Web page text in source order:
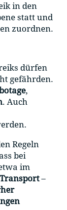
in den
statt und
zuordnen.
dürfen
gefährden.
,
. Auch
Regeln
bei
im
Transport–